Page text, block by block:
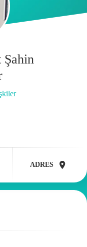
ADRES